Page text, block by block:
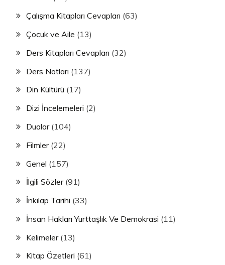
Çalışma Kitapları Cevapları (63)
Çocuk ve Aile (13)
Ders Kitapları Cevapları (32)
Ders Notları (137)
Din Kültürü (17)
Dizi İncelemeleri (2)
Dualar(104)
Filmler(22)
Genel (157)
İlgili Sözler(91)
İnkılap Tarihi (33)
İnsan Hakları Yurttaşlık Ve Demokrasi (11)
Kelimeler(13)
Kitap Özetleri (61)